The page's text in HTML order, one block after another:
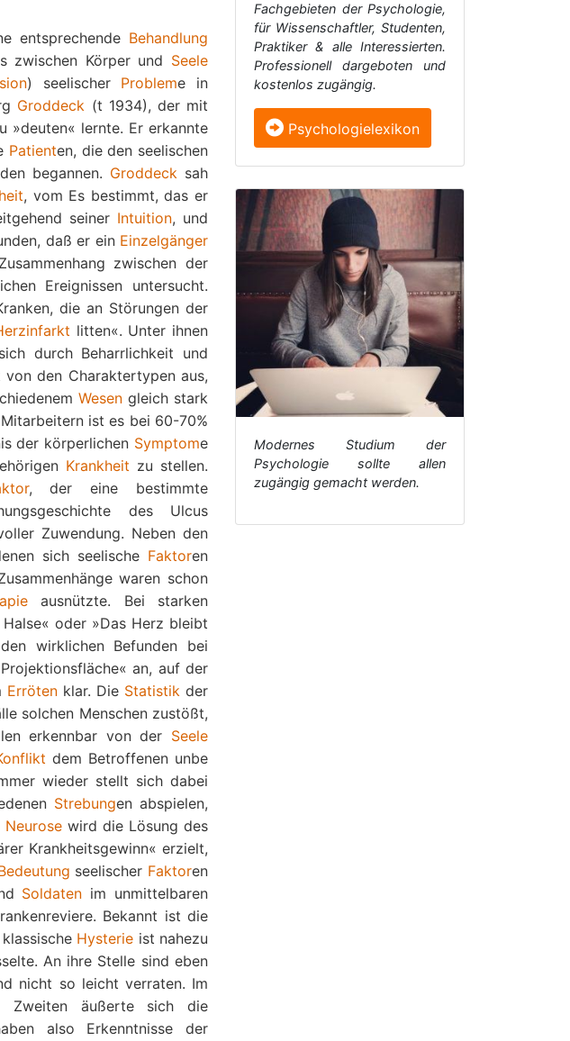
entsprechende Behandlung
zwischen Körper und Seele
) seelischer Probleme in
Groddeck (t 1934), der mit
»deuten« lernte. Er erkannte
Patienten, die den seelischen
begannen. Groddeck sah
, vom Es bestimmt, das er
seiner Intuition, und
daß er ein Einzelgänger
zwischen der
Ereignissen untersucht.
die an Störungen der
litten«. Unter ihnen
durch Beharrlichkeit und
den Charaktertypen aus,
Wesen gleich stark
ist es bei 60-70%
der körperlichen Symptome
Krankheit zu stellen.
, der eine bestimmte
des Ulcus
Zuwendung. Neben den
sich seelische Faktoren
waren schon
ausnützte. Bei starken
oder »Das Herz bleibt
wirklichen Befunden bei
an, auf der
Errötenklar. Die Statistikder
solchen Menschen zustößt,
erkennbar von der Seele
dem Betroffenen unbe
wieder stellt sich dabei
Strebungen abspielen,
Neurosewird die Lösung des
Krankheitsgewinn« erzielt,
seelischer Faktoren
Soldaten im unmittelbaren
Bekannt ist die
Hysterie ist nahezu
An ihre Stelle sind eben
nicht so leicht verraten. Im
äußerte sich die
also Erkenntnisse der
Fachgebieten der Psychologie,
für Wissenschaftler, Studenten,
Praktiker & alle Interessierten.
Professionell dargeboten und
kostenlos zugängig.
Psychologielexikon
Modernes Studium der
Psychologie sollte allen
zugängig gemacht werden.